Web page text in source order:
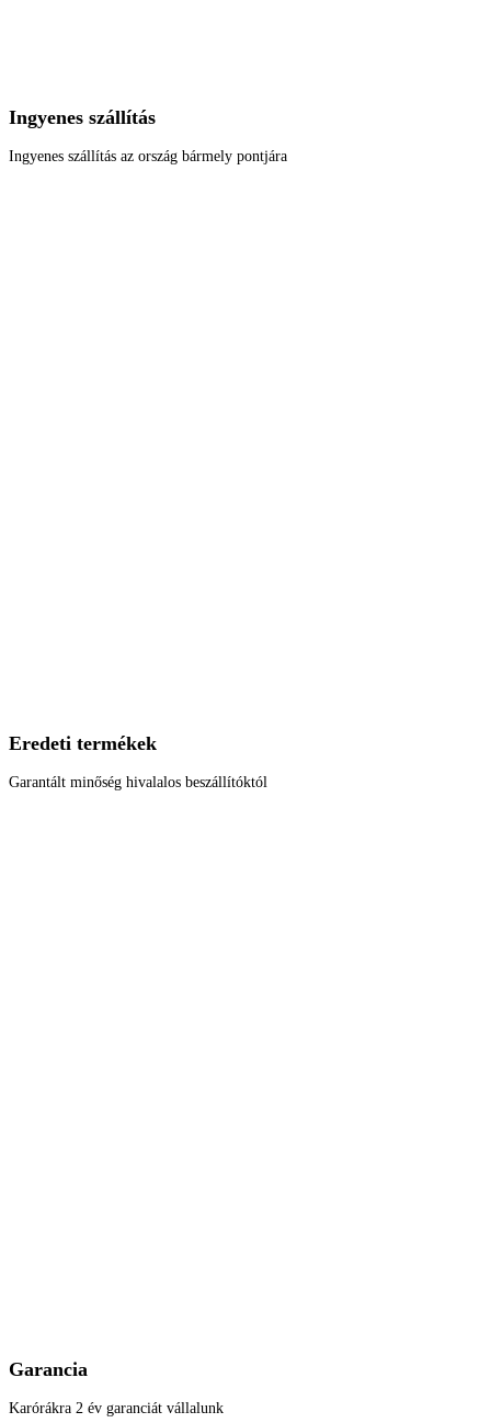
Ingyenes szállítás
Ingyenes szállítás az ország bármely pontjára
Eredeti termékek
Garantált minőség hivalalos beszállítóktól
Garancia
Karórákra 2 év garanciát vállalunk